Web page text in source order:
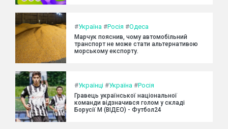
#Україна #Росія #Одеса
Марчук пояснив, чому автомобільний
транспорт не може стати альтернативою
морському експорту.
#Українці #Україна #Росія
Гравець української національної
команди відзначився голом у складі
Борусії М (ВІДЕО) - Футбол24